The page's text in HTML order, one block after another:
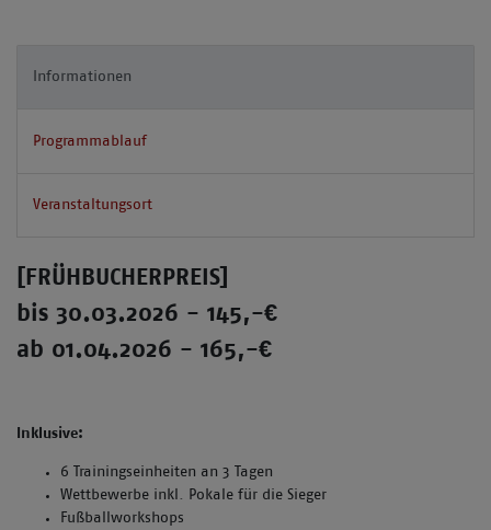
Informationen
Programmablauf
Veranstaltungsort
[FRÜHBUCHERPREIS]
bis 30.03.2026 - 145,-€
ab 01.04.2026 - 165,-€
Inklusive:
6 Trainingseinheiten an 3 Tagen
Wettbewerbe inkl. Pokale für die Sieger
Fußballworkshops